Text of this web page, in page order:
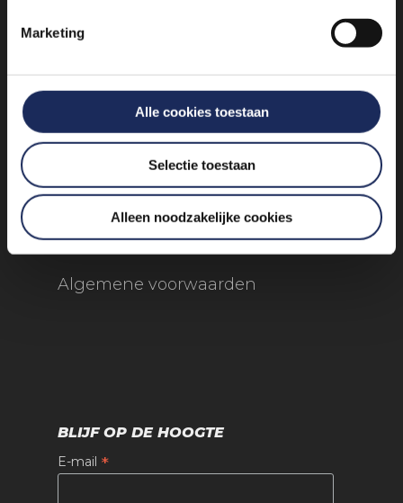
Marketing
Alle cookies toestaan
Selectie toestaan
Alleen noodzakelijke cookies
Vogelkersberg 5c 3755 BN
Algemene voorwaarden
BLIJF OP DE HOOGTE
E-mail *